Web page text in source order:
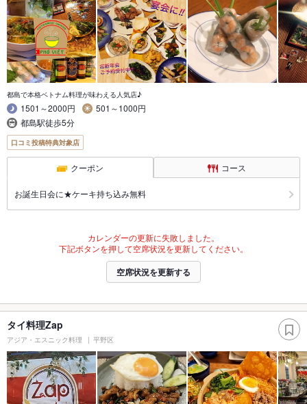
都島で本格ベトナム料理が味わえる人気店♪
1501～2000円
501～1000円
都島駅徒歩5分
口コミ投稿特典対象店
クーポン コース
お誕生日会に★ケーキ持ち込み無料
カレンダーの更新に失敗しました。
下記ボタンを押して空席状況を更新してください。
空席状況を更新する
タイ料理Zap
アジア・エスニック料理 平野区